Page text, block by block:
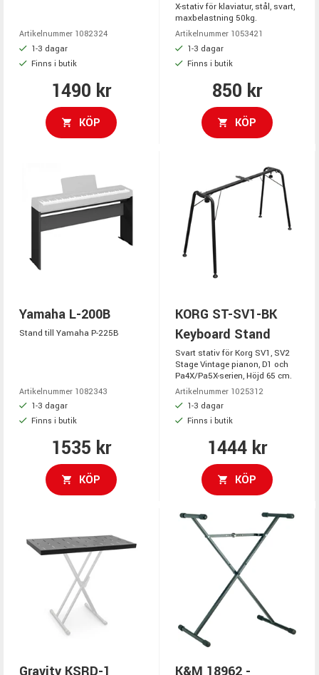
Artikelnummer 1082324
1-3 dagar
Finns i butik
1490 kr
KÖP
X-stativ för klaviatur, stål, svart,
maxbelastning 50kg.
Artikelnummer 1053421
1-3 dagar
Finns i butik
850 kr
KÖP
Yamaha L-200B
Stand till Yamaha P-225B
Artikelnummer 1082343
1-3 dagar
Finns i butik
1535 kr
KÖP
KORG ST-SV1-BK
Keyboard Stand
Svart stativ för Korg SV1, SV2
Stage Vintage pianon, D1 och
Pa4X/Pa5X-serien, Höjd 65 cm.
Artikelnummer 1025312
1-3 dagar
Finns i butik
1444 kr
KÖP